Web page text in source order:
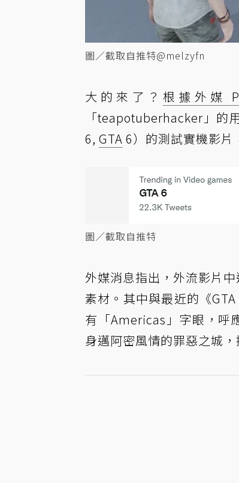
圖／截取自推特@melzyfn
大的來了？根據外媒
「teapotuberhacker」的
6, GTA 6）的測試實機影片
圖／截取自推特
外媒消息指出，外流影片
素材。其中與最近的《
有「Americas」字眼，呼
身邁阿密風情的罪惡之城